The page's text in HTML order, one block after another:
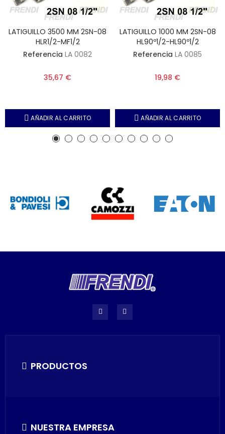
LATIGUILLO 3500 MM 2SN-08
HLR1/2-MF1/2
Referencia LA 0082
35,67 €
AÑADIR AL CARRITO
LATIGUILLO 1000 MM 2SN-08
HL90º1/2-HL90º1/2
Referencia LA 0085
19,98 €
AÑADIR AL CARRITO
PRODUCTOS
NUESTRA EMPRESA